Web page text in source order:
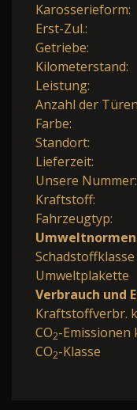
Karosserieform:
Erst-Zul.:
Getriebe:
Kilometerstand:
Leistung:
Anzahl der
Farbe:
Standort:
Lieferzeit:
Unsere Nummer:
Kraftstoff:
Fahrzeugtyp:
Schadstoffklasse
Umweltplakette
Verbrauch und
Kraftstoffverbr.
CO2-Emissionen
CO2-Klasse